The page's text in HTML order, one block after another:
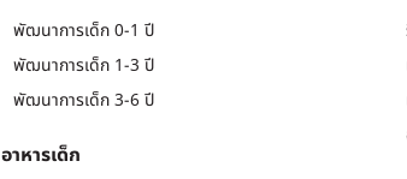
พัฒนาการเด็ก 0-1 ปี
พัฒนาการเด็ก 1-3 ปี
พัฒนาการเด็ก 3-6 ปี
อาหารเด็ก